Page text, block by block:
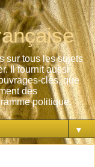
sur tous les sujets
Il fournit aussi
clés, que
des
politique.
▼